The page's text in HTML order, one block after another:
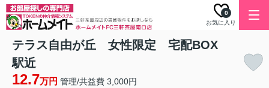
お気に入り
0
テラス自由が丘 女性限定 宅配BOX
駅近
12.7万円 管理/共益費 3,000円